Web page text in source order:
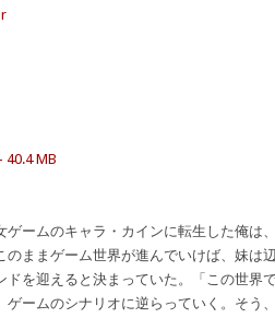
40.4 MB
ゲームのキャラ・カインに転生した俺は
のままゲーム世界が進んでいけば、妹は
ドを迎えると決まっていた。「この世界
ゲームのシナリオに逆らっていく。そう